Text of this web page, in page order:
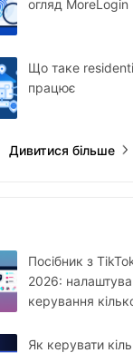
огляд MoreLogin
Що таке
працює
Дивитися більше
Посібник з
2026:
керування
Як керувати